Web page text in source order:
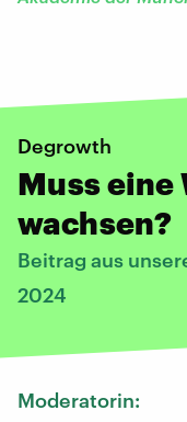
Degrowth
Muss
wachsen?
Beitrag aus
2024
Moderatorin: